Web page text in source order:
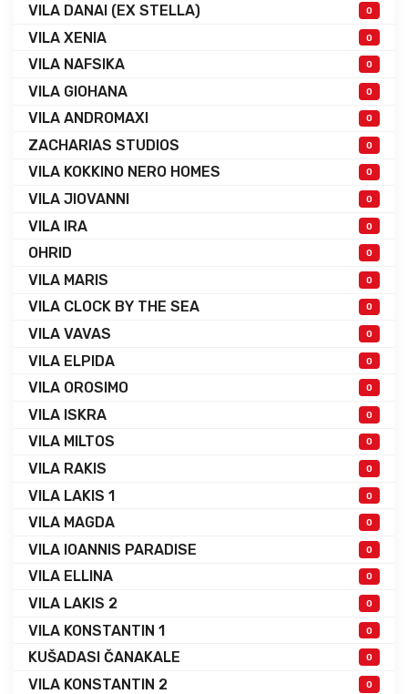
VILA DANAI (EX STELLA) 0
VILA XENIA 0
VILA NAFSIKA 0
VILA GIOHANA 0
VILA ANDROMAXI 0
ZACHARIAS STUDIOS 0
VILA KOKKINO NERO HOMES 0
VILA JIOVANNI 0
VILA IRA 0
OHRID 0
VILA MARIS 0
VILA CLOCK BY THE SEA 0
VILA VAVAS 0
VILA ELPIDA 0
VILA OROSIMO 0
VILA ISKRA 0
VILA MILTOS 0
VILA RAKIS 0
VILA LAKIS 1 0
VILA MAGDA 0
VILA IOANNIS PARADISE 0
VILA ELLINA 0
VILA LAKIS 2 0
VILA KONSTANTIN 1 0
KUŠADASI ČANAKALE 0
VILA KONSTANTIN 2 0